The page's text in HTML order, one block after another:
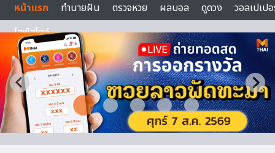
หน้าแรก
ทำนายฝัน ตรวจหวย ผลบอล ดูดวง
วอลเปเป
ไลฟ์สไตล์